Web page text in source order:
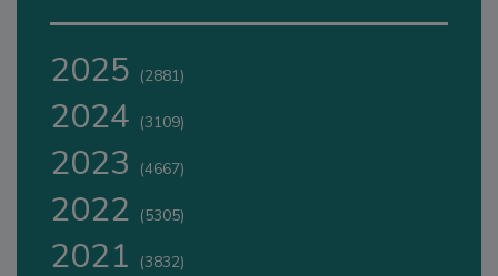
2025 (2881)
2024 (3109)
2023 (4667)
2022 (5305)
2021 (3832)